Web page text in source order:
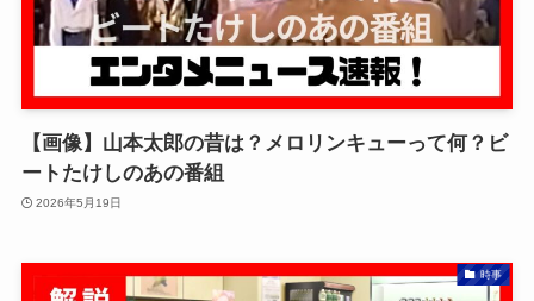
【画像】山本太郎の昔は？メロリンキューって何？ビ
ートたけしのあの番組
2026年5月19日
時事